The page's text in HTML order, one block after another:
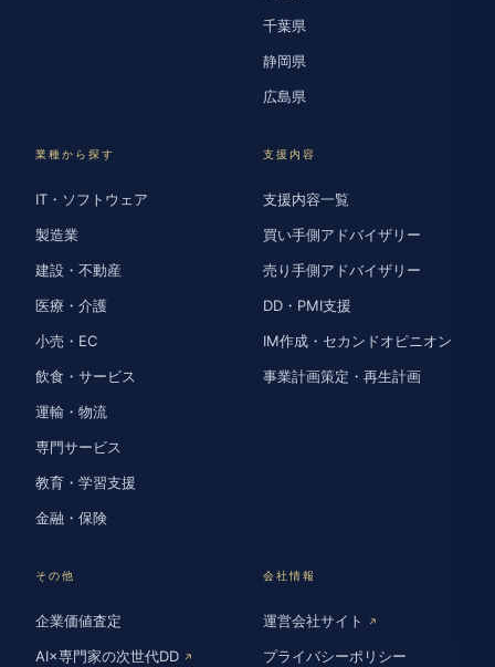
千葉県
静岡県
広島県
業種から探す
IT・ソフトウェア
製造業
建設・不動産
医療・介護
小売・EC
飲食・サービス
運輸・物流
専門サービス
教育・学習支援
金融・保険
支援内容
支援内容一覧
買い手側アドバイザリー
売り手側アドバイザリー
DD・PMI支援
IM作成・セカンドオピニオン
事業計画策定・再生計画
その他
企業価値査定
AI×専門家の次世代DD ↗
会社情報
運営会社サイト ↗
プライバシーポリシー